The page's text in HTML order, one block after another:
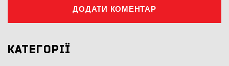
ДОДАТИ КОМЕНТАР
КАТЕГОРІЇ